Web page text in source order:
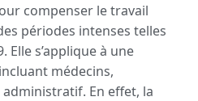
compenser le travail
périodes intenses telles
Elle s’applique à une
médecins,
En effet, la